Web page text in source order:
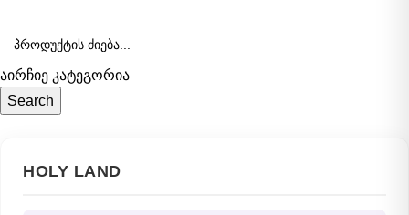
აირჩიე კატეგორია
Search
HOLY LAND